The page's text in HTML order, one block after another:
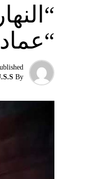
“عماد 4” مأخوذة من أوكرانيا….
By